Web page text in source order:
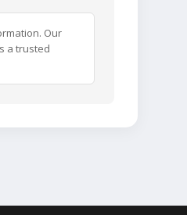
Our
a trusted